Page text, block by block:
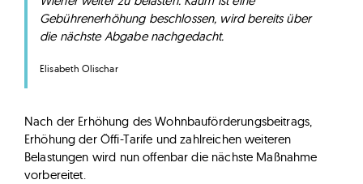
Gebührenerhöhung beschlossen, wird bereits über
die nächste Abgabe nachgedacht.
Elisabeth Olischar
Nach der Erhöhung des Wohnbauförderungsbeitrags,
Erhöhung der Öffi-Tarife und zahlreichen weiteren
Belastungen wird nun offenbar die nächste Maßnahme
vorbereitet.